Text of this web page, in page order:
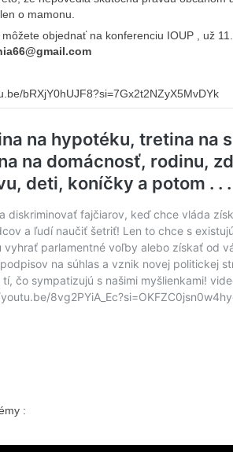
o mamonu.
môžete objednať na konferenciu IOUP ,
bRXjY0hUJF8?si=7Gx2t2NZyX5MvDYk
: